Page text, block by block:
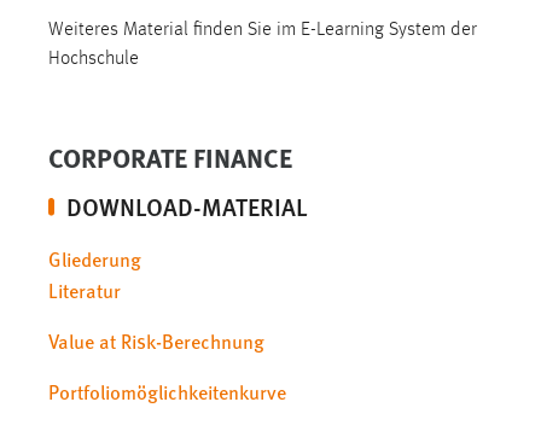
Weiteres Material finden Sie im E-Learning System der
Hochschule
CORPORATE FINANCE
DOWNLOAD-MATERIAL
Gliederung
Literatur
Value at Risk-Berechnung
Portfoliomöglichkeitenkurve
24 Stunden
Statistik Cookies erfassen Informationen anonym.
Diese Informationen helfen uns zu verstehen, wie
Matomo
Name:
_pk_ref, _pk_cvar, _pk_id, _pk_ses
Zweck: